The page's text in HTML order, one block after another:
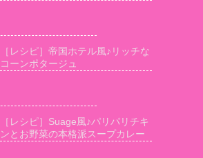
［レシピ］帝国ホテル風♪リッチな
コーンポタージュ
［レシピ］Suage風♪パリパリチキ
ンとお野菜の本格派スープカレー